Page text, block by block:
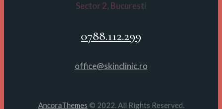
Sector 2, Bucuresti
0788.112.299
office@skinclinic.ro
AncoraThemes © 2022. All Rights Reserved.